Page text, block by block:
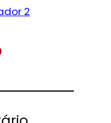
2
on Pinterest